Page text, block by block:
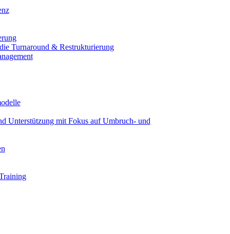
Turnaround & Restrukturierung
Unterstützung mit Fokus auf Umbruch- und